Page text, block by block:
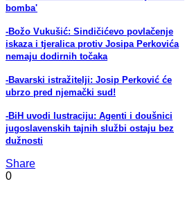
bomba'
-Božo Vukušić: Sindičićevo povlačenje
iskaza i tjeralica protiv Josipa Perkovića
nemaju dodirnih točaka
-Bavarski istražitelji: Josip Perković će
ubrzo pred njemački sud!
-BiH uvodi lustraciju: Agenti i doušnici
jugoslavenskih tajnih službi ostaju bez
dužnosti
Share
0